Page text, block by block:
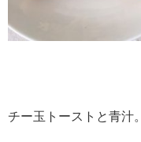
チー玉トーストと青汁。